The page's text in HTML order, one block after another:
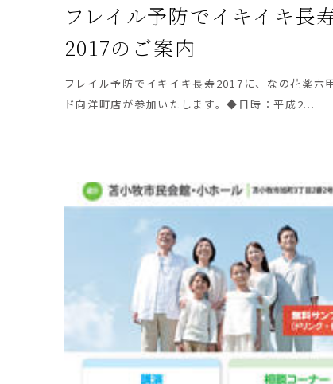
フレイル予防でイキイキ長
2017のご案内
フレイル予防でイキイキ長寿2017に、なの花薬六
ド向洋町店が参加いたします。◆日時：平成2...